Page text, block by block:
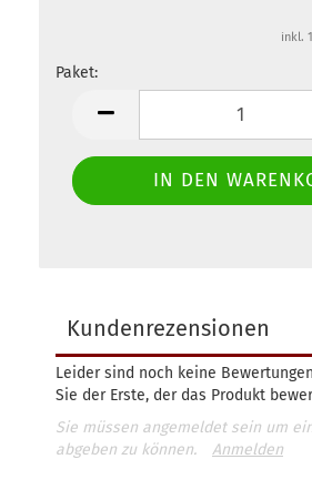
inkl.
Paket:
Kundenrezensionen
Leider sind noch keine
Sie der Erste, der das Produkt
Sie müssen angemeldet sein um
abgeben zu können.
Anmelden